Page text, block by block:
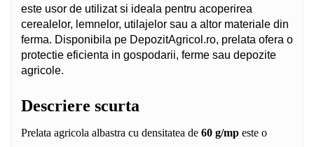
este usor de utilizat si ideala pentru acoperirea
cerealelor, lemnelor, utilajelor sau a altor materiale din
ferma. Disponibila pe DepozitAgricol.ro, prelata ofera o
protectie eficienta in gospodarii, ferme sau depozite
agricole.
Descriere scurta
Prelata agricola albastra cu densitatea de 60 g/mp este o